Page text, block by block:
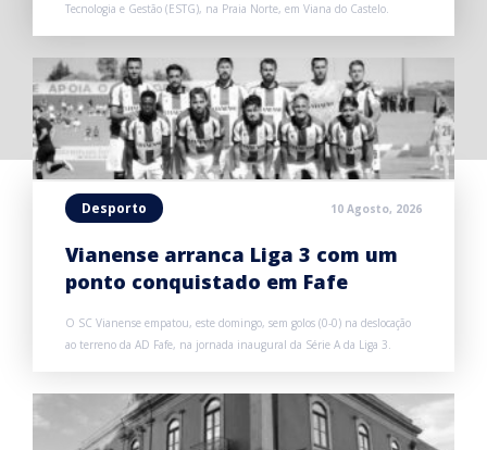
Tecnologia e Gestão (ESTG), na Praia Norte, em Viana do Castelo.
Desporto 10 Agosto, 2026
Vianense arranca Liga 3 com um
ponto conquistado em Fafe
O SC Vianense empatou, este domingo, sem golos (0-0) na deslocação
ao terreno da AD Fafe, na jornada inaugural da Série A da Liga 3.